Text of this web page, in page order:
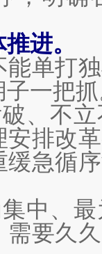
进。
能单打
一把
、不
安排改
缓急循
中、
需要久